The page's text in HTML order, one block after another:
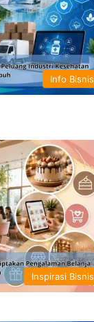
Info Bisnis
Inspirasi Bisnis